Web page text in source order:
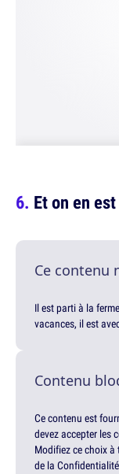
Et on en
Ce contenu
Il est parti à la
vacances, il est
Contenu
Ce contenu est
devez accepter les
Modifiez ce choix à
de la